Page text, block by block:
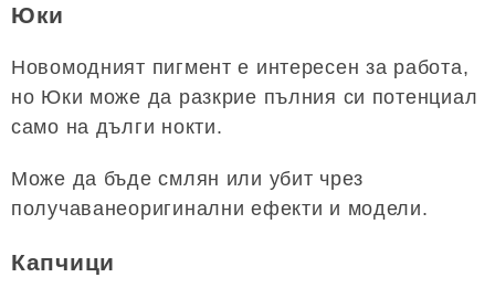
Юки
Новомодният пигмент е интересен за работа,
но Юки може да разкрие пълния си потенциал
само на дълги нокти.
Може да бъде смлян или убит чрез
получаванеоригинални ефекти и модели.
Капчици